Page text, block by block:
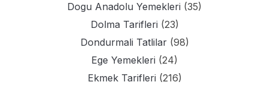
Dogu Anadolu Yemekleri (35)
Dolma Tarifleri (23)
Dondurmali Tatlilar(98)
Ege Yemekleri (24)
Ekmek Tarifleri (216)